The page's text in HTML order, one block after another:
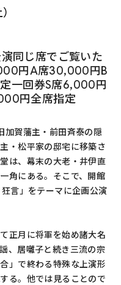
同じ席でご覧いた
円A席30,000円B
一回券S席6,000円
円全席指定
加賀藩主・前田斉泰の隠
・松平家の邸宅に移築さ
は、幕末の大老・井伊直
角にある。そこで、開館
言」をテーマに企画公演
正月に将軍を始め諸大名
、居囃子と続き三流の宗
」で終わる特殊な上演形
る。他では見ることので